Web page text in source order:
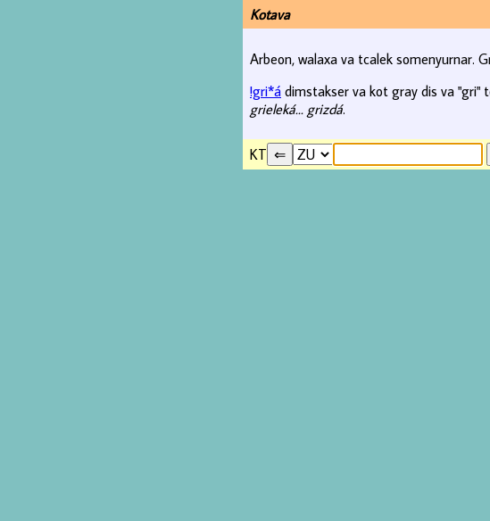
Kotava
Arbeon, walaxa va tcalek somenyurnar.
!gri*á dimstakser va kot gray dis va "gri"
grieleká... grizdá.
KT